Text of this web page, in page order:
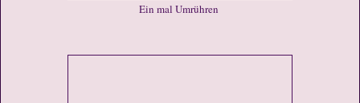
Ein mal Umrühren